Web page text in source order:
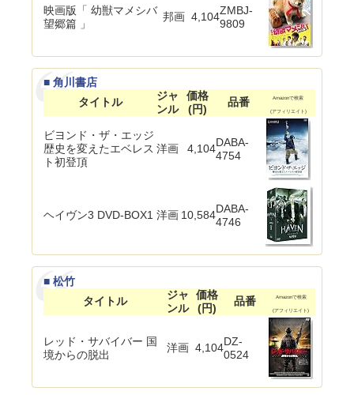
映画版「 幼獣マメシバ
望郷篇 」
邦画 4,104ZMBJ-
9809
■ 角川書店
タイトル
ジャ
ンル
価格
(円)
品番 Amazonで検索
(アフィリエイト)
ビヨンド・ザ・エッジ
歴史を変えたエベレス
ト初登頂
洋画 4,104DABA-
4754
ヘイヴン3 DVD-BOX1 洋画 10,584DABA-
4746
■ 松竹
タイトル
ジャ
ンル
価格
(円)
品番 Amazonで検索
(アフィリエイト)
レッド・サバイバー 国
境からの脱出
洋画 4,104DZ-
0524